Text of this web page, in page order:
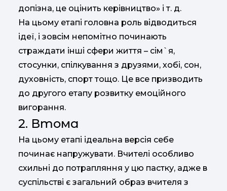
допізна, це оцінить керівництво» і т. д.
На цьому етапі головна роль відводиться
ідеї, і зовсім непомітно починають
страждати інші сфери життя – сім`я,
стосунки, спілкування з друзями, хобі, сон,
духовність, спорт тощо. Це все призводить
до другого етапу розвитку емоційного
вигорання.
2. Втома
На цьому етапі ідеальна версія себе
починає напружувати. Вчителі особливо
схильні до потрапляння у цю пастку, адже в
суспільстві є загальний образ вчителя з